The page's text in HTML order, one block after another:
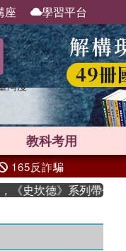
座 學習平台
灣漫
教科考用
165反詐騙
史坎德》系列帶你踏上